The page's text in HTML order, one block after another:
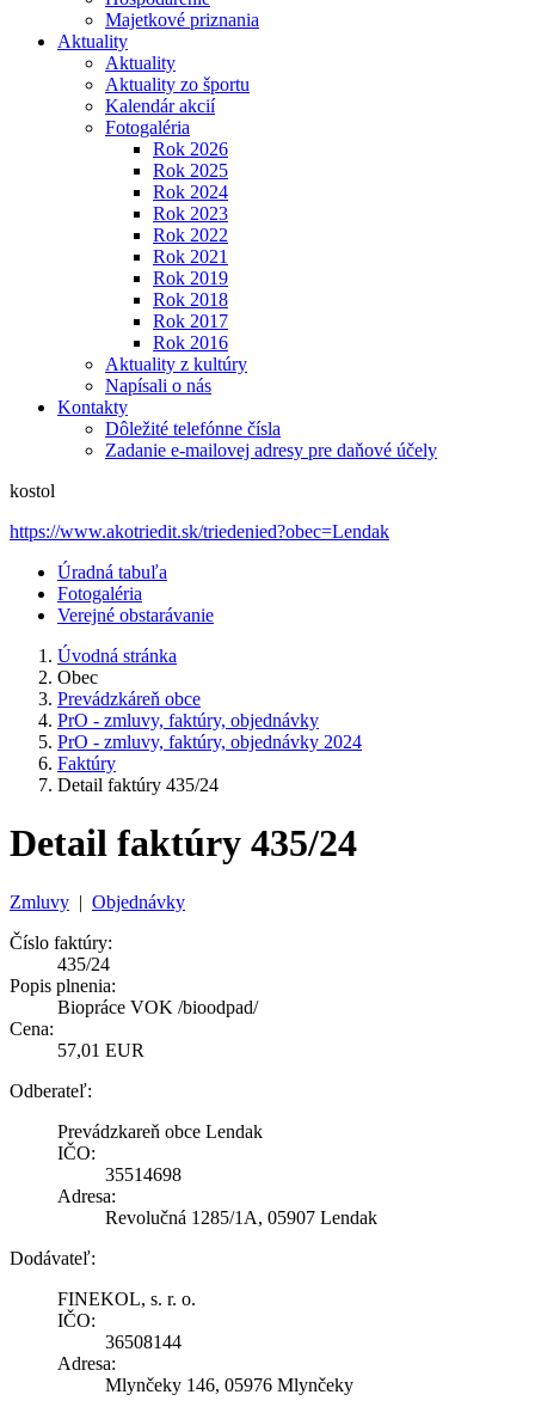
Majetkové priznania
Aktuality
Aktuality
Aktuality zo športu
Kalendár akcií
Fotogaléria
Rok 2026
Rok 2025
Rok 2024
Rok 2023
Rok 2022
Rok 2021
Rok 2019
Rok 2018
Rok 2017
Rok 2016
Aktuality z kultúry
Napísali o nás
Kontakty
Dôležité telefónne čísla
Zadanie e-mailovej adresy pre daňové účely
kostol
https://www.akotriedit.sk/triedenied?obec=Lendak
Úradná tabuľa
Fotogaléria
Verejné obstarávanie
Úvodná stránka
Obec
Prevádzkáreň obce
PrO - zmluvy, faktúry, objednávky
PrO - zmluvy, faktúry, objednávky 2024
Faktúry
Detail faktúry 435/24
Detail faktúry 435/24
Zmluvy | Objednávky
Číslo faktúry:
435/24
Popis plnenia:
Biopráce VOK /bioodpad/
Cena:
57,01 EUR
Odberateľ:
Prevádzkareň obce Lendak
IČO:
35514698
Adresa:
Revolučná 1285/1A, 05907 Lendak
Dodávateľ:
FINEKOL, s. r. o.
IČO:
36508144
Adresa:
Mlynčeky 146, 05976 Mlynčeky